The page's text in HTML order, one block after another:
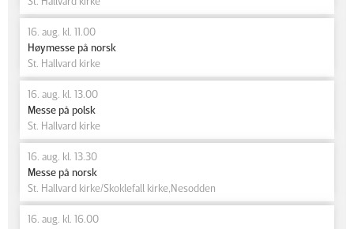
16. aug. kl. 11.00
Høymesse på norsk
St. Hallvard kirke
16. aug. kl. 13.00
Messe på polsk
St. Hallvard kirke
16. aug. kl. 13.30
Messe på norsk
St. Hallvard kirke/Skoklefall kirke,Nesodden
16. aug. kl. 16.00